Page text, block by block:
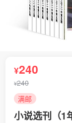
¥240
¥240
满邮
小说选刊（1